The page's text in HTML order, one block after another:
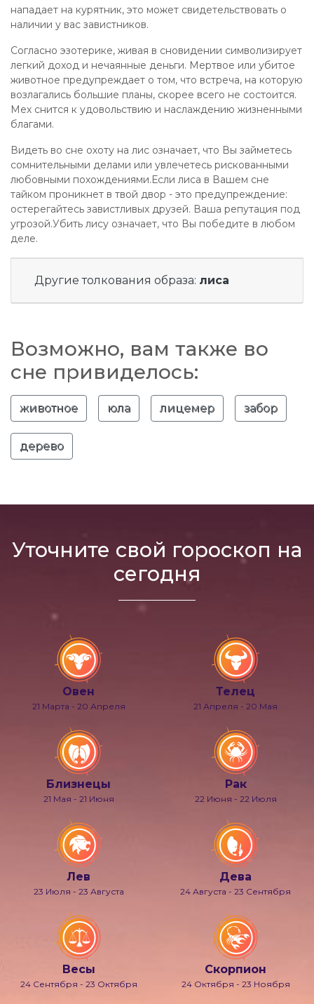
нападает на курятник, это может свидетельствовать о
наличии у вас завистников.
Согласно эзотерике, живая в сновидении символизирует
легкий доход и нечаянные деньги. Мертвое или убитое
животное предупреждает о том, что встреча, на которую
возлагались большие планы, скорее всего не состоится.
Мех снится к удовольствию и наслаждению жизненными
благами.
Видеть во сне охоту на лис означает, что Вы займетесь
сомнительными делами или увлечетесь рискованными
любовными похождениями.Если лиса в Вашем сне
тайком проникнет в твой двор - это предупреждение:
остерегайтесь завистливых друзей. Ваша репутация под
угрозой.Убить лису означает, что Вы победите в любом
деле.
Другие толкования образа: лиса
Возможно, вам также во
сне привиделось:
животное юла лицемер забор
дерево
Уточните свой гороскоп на
сегодня
Овен
21 Марта - 20 Апреля
Телец
21 Апреля - 20 Мая
Близнецы
21 Мая - 21 Июня
Рак
22 Июня - 22 Июля
Лев
23 Июля - 23 Августа
Дева
24 Августа - 23 Сентября
Весы
24 Сентября - 23 Октября
Скорпион
24 Октября - 23 Ноября